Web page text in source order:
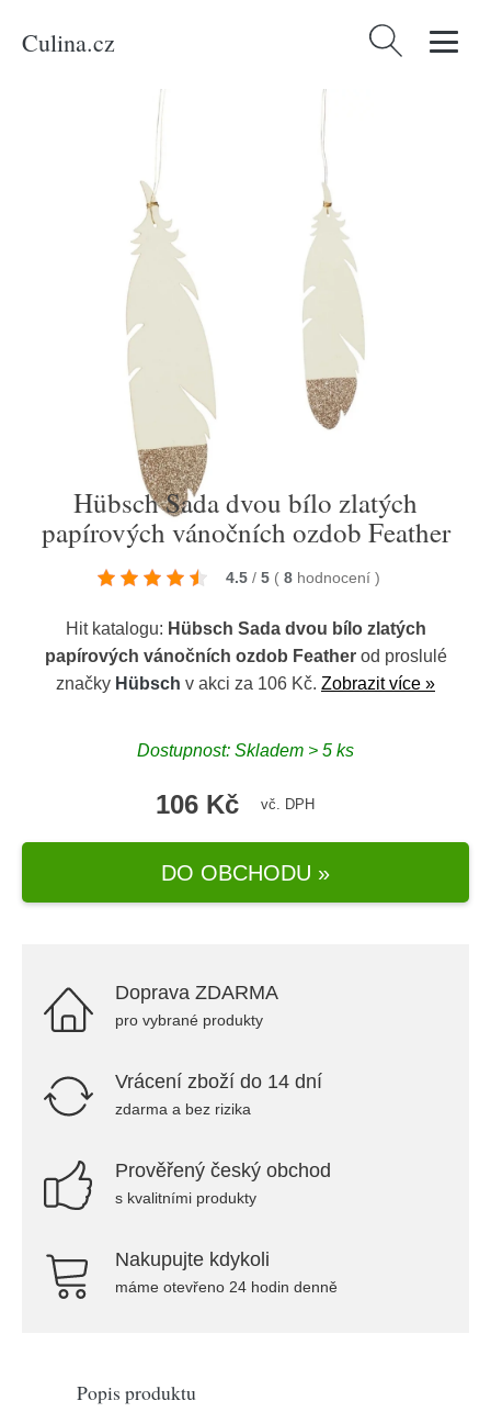
Culina.cz Vyhledávání
papírových vánočních ozdob Feather
Hübsch Sada dvou bílo zlatých
papírových vánočních ozdob Feather
4.5 / 5 ( 8 hodnocení )
Hit katalogu: Hübsch Sada dvou bílo zlatých
papírových vánočních ozdob Featherod proslulé
značky Hübsch v akci za 106 Kč. Zobrazit více »
Dostupnost: Skladem > 5 ks
106 Kč vč. DPH
DO OBCHODU »
Doprava ZDARMA
pro vybrané produkty
Vrácení zboží do 14 dní
zdarma a bez rizika
Prověřený český obchod
s kvalitními produkty
Nakupujte kdykoli
máme otevřeno 24 hodin denně
Popis produktu